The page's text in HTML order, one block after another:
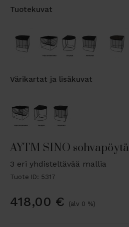
Tuotekuvat
Värikartat ja lisäkuvat
AYTM SINO sohvapöytä
3 eri yhdisteltävää mallia
Tuote ID: 5317
418,00 € (alv 0 %)